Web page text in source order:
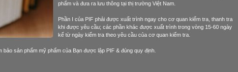
phẩm và đưa ra lưu thông tại thị trường Việt Nam.
Phần I của PIF phải được xuất trình ngay cho cơ quan kiểm tra, thanh tra
khi được yêu cầu; các phần khác được xuất trình trong vòng 15-60 ngày
kể từ ngày kiểm tra theo yêu cầu của cơ quan kiểm tra.
bảo sản phẩm mỹ phẩm của Bạn được lập PIF & đúng quy định.